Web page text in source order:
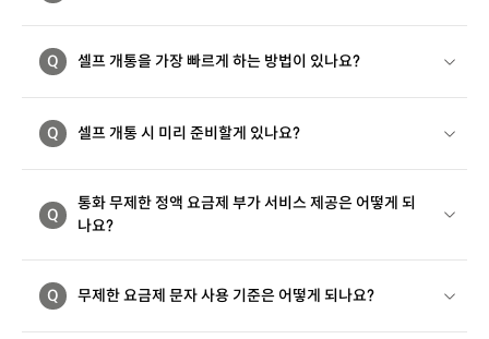
Q 셀프 개통을 가장 빠르게 하는 방법이 있나요?
Q 셀프 개통 시 미리 준비할게 있나요?
Q
통화 무제한 정액 요금제 부가 서비스 제공은 어떻게 되
나요?
Q 무제한 요금제 문자 사용 기준은 어떻게 되나요?